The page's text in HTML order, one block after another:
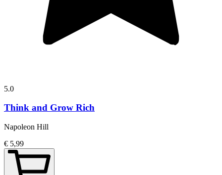
5.0
Think and Grow Rich
Napoleon Hill
€ 5,99